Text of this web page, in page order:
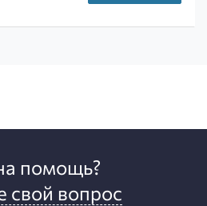
помощь?
свой вопрос